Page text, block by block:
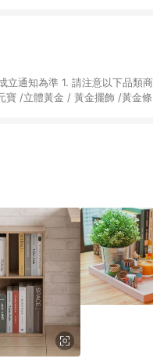
以下品類商品
/立體黃金 / 黃金擺飾 /黃金條
名稱者(指定活動店家除外) 3. 訂